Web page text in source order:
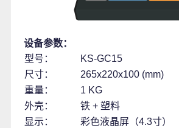
设备参数：
型号：
KS-GC15
尺寸：
265x220x100 (mm)
重量：
1 KG
外壳：
铁 + 塑料
显示：
彩色液晶屏（4.3寸）